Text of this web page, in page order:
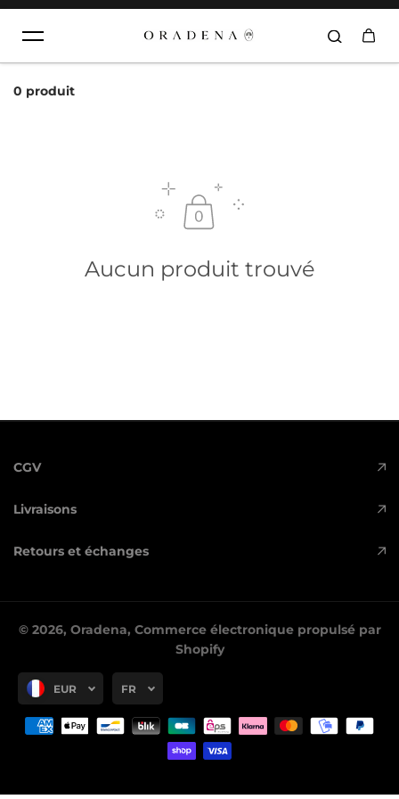
0 produit
Aucun produit trouvé
CGV
Livraisons
Retours et échanges
© 2026, Oradena, Commerce électronique propulsé par
Shopify
EUR FR